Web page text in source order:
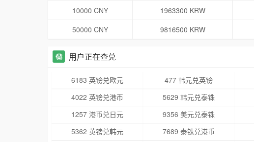
10000 CNY
1963300 KRW
50000 CNY
9816500 KRW
用户正在查兑
6183 英镑兑欧元 477 韩元兑英镑
4022 英镑兑港币
5629 韩元兑泰铢
1257 港币兑日元
9356 美元兑泰铢
5362 英镑兑韩元
7689 泰铢兑港币